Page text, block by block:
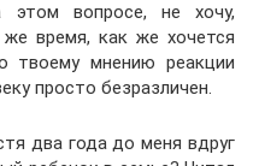
этом вопросе, не хочу,
время, как же хочется
твоему мнению реакции
просто безразличен.
два года до меня вдруг